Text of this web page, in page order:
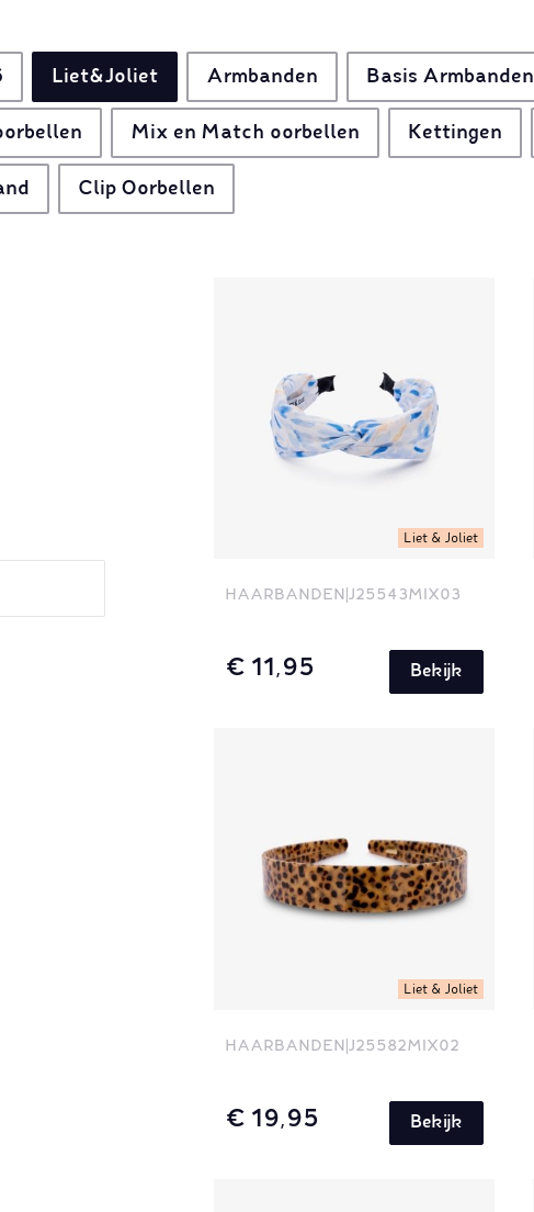
Liet&Joliet Armbanden Basis Armbanden
Mix en Match oorbellen Kettingen
Clip Oorbellen
Liet & Joliet
HAARBANDEN J25543MIX03
€ 11,95 Bekijk
Liet & Joliet
HAARBANDEN J25582MIX02
€ 19,95 Bekijk